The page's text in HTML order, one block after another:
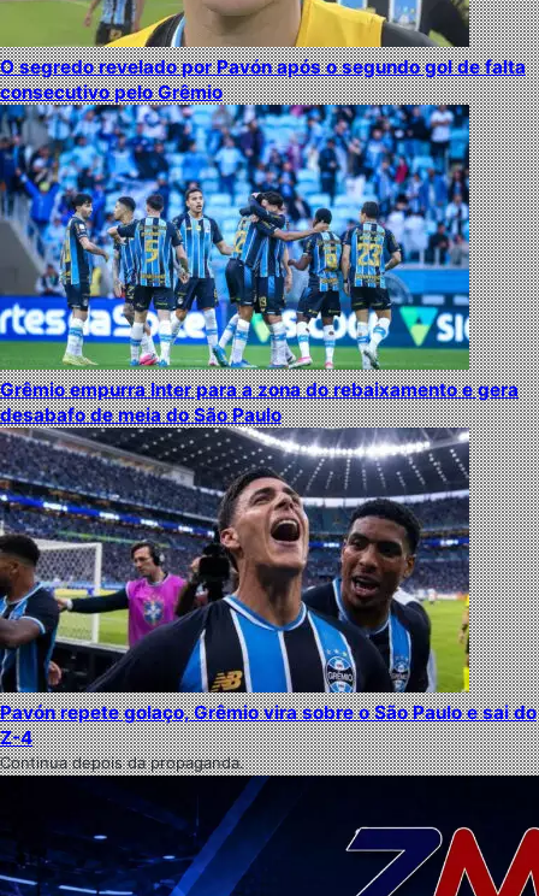
O segredo revelado por Pavón após o segundo gol de falta
consecutivo pelo Grêmio
Grêmio empurra Inter para a zona do rebaixamento e gera
desabafo de meia do São Paulo
Pavón repete golaço, Grêmio vira sobre o São Paulo e sai do
Z-4
Continua depois da propaganda.